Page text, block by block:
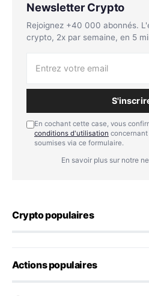
Newsletter Crypto
Rejoignez +40 000 abonnés.
crypto, 2x par semaine, en 5
En cochant cette case, vous
conditions d'utilisation
soumises via ce formulaire.
En savoir plus sur notre
Crypto populaires
Actions populaires